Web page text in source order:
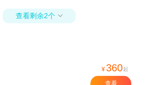
查看剩余2个 
¥360起
查看